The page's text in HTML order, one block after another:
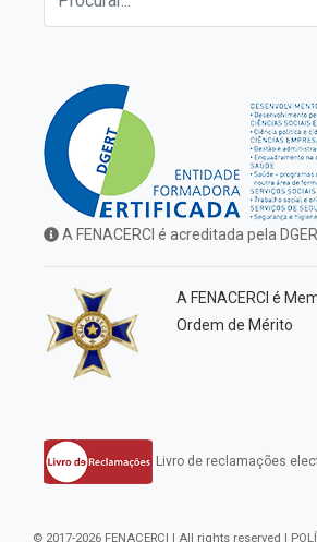
A FENACERCI é acreditada pela
A FENACERCI é
Ordem de Mérito
Livro de reclamações
© 2017-2026 FENACERCI | All rights reserved |